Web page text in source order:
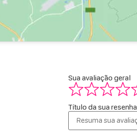
Sua avaliação geral
Título da sua resenha